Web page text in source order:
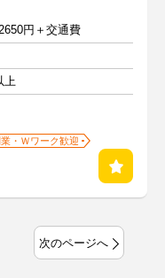
円＋交通費
上
・Ｗワーク歓迎
次のページへ